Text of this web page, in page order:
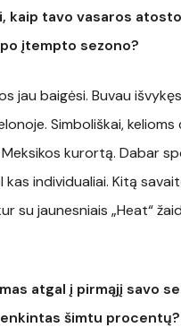
kaip tavo vasaros
įtempto sezono?
jau baigėsi. Buvau
Simboliškai,
kurortą. Dabar
kas individualiai. Kitą
su jaunesniais „Heat“
atgal į pirmąjį savo
šimtu procentų?